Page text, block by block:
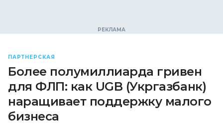
ПАРТНЕРСКАЯ
Более полумиллиарда гривен
для ФЛП: как UGB (Укргазбанк)
наращивает поддержку малого
бизнеса